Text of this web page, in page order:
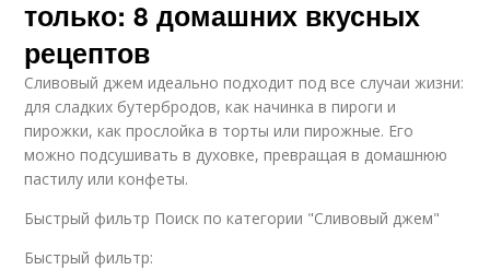
только: 8 домашних вкусных
рецептов
Сливовый джем идеально подходит под все случаи жизни:
для сладких бутербродов, как начинка в пироги и
пирожки, как прослойка в торты или пирожные. Его
можно подсушивать в духовке, превращая в домашнюю
пастилу или конфеты.
Быстрый фильтр Поиск по категории "Сливовый джем"
Быстрый фильтр: